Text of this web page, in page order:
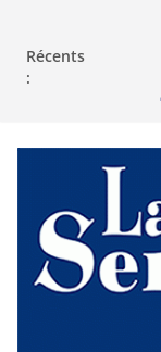
Récents
: